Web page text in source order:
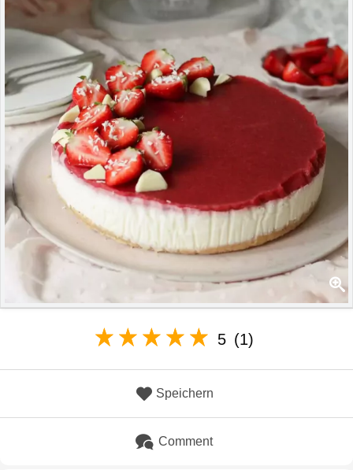
5 (1)
Speichern
Comment